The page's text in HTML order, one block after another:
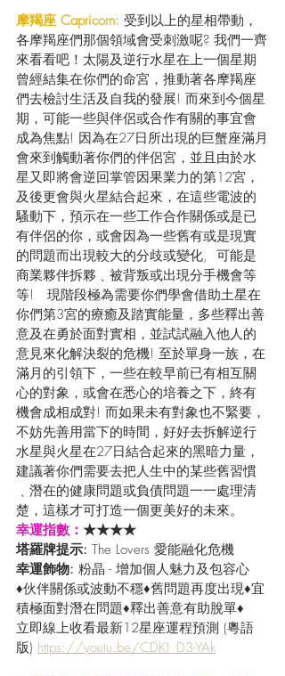
摩羯座 Capricorn: 受到以上的星相帶動，
各摩羯座們那個領域會受刺激呢? 我們一齊
來看看吧！太陽及逆行水星在上一個星期
曾經結集在你們的命宮，推動著各摩羯座
們去檢討生活及自我的發展! 而來到今個星
期，可能一些與伴侶或合作有關的事宜會
成為焦點! 因為在27日所出現的巨蟹座滿月
會來到觸動著你們的伴侶宮，並且由於水
星又即將會逆回掌管因果業力的第12宮，
及後更會與火星結合起來，在這些電波的
騷動下，預示在一些工作合作關係或是已
有伴侶的你，或會因為一些舊有或是現實
的問題而出現較大的分歧或變化,  可能是
商業夥伴拆夥﹑被背叛或出現分手機會等
等!   現階段極為需要你們學會借助土星在
你們第3宮的療癒及踏實能量，多些釋出善
意及在勇於面對實相，並試試融入他人的
意見來化解決裂的危機! 至於單身一族，在
滿月的引領下，一些在較早前已有相互關
心的對象，或會在悉心的培養之下，終有
機會成相成對! 而如果未有對象也不緊要，
不妨先善用當下的時間，好好去拆解逆行
水星與火星在27日結合起來的黑暗力量，
建議著你們需要去把人生中的某些舊習慣
﹑潛在的健康問題或負債問題一一處理清
楚，這樣才可打造一個更美好的未來。
幸運指數： ★★★★
塔羅牌提示: The Lovers 愛能融化危機
幸運飾物: 粉晶 - 增加個人魅力及包容心
♦伙伴關係或波動不穩♦舊問題再度出現♦宜
積極面對潛在問題♦釋出善意有助脫單♦
立即線上收看最新12星座運程預測 (粵語
版) https://youtu.be/CDKI_D3-YAk